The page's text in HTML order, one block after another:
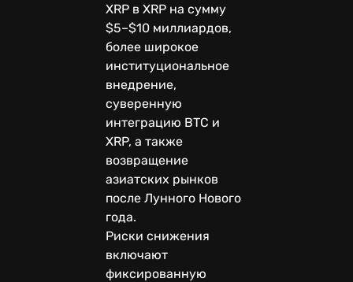
XRP в XRP на сумму
$5–$10 миллиардов,
более широкое
институциональное
внедрение,
суверенную
интеграцию BTC и
XRP, а также
возвращение
азиатских рынков
после Лунного Нового
года.
Риски снижения
включают
фиксированную